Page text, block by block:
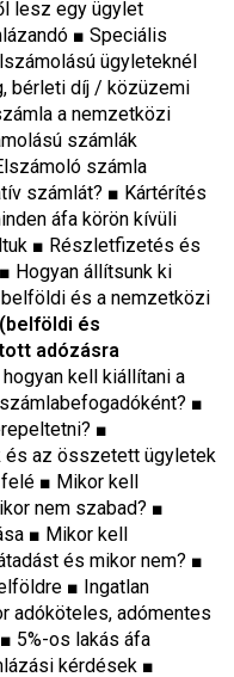
lesz egy ügylet
■ Speciális
ügyleteknél
bérleti díj / közüzemi
a nemzetközi
számlák
számla
számlát? ■ Kártérítés
áfa körön kívüli
■ Részletfizetés és
Hogyan állítsunk ki
és a nemzetközi
és
adózásra
kell kiállítani a
■
■
és az összetett ügyletek
■ Mikor kell
nem szabad? ■
■ Mikor kell
és mikor nem? ■
■ Ingatlan
adóköteles, adómentes
5%-os lakás áfa
kérdések ■